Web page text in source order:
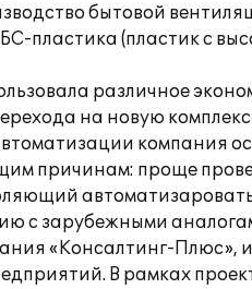
бытовой
пластика (пластик с
различное
на новую
компания
причинам: проще
с зарубежными
«Консалтинг-
В рамках